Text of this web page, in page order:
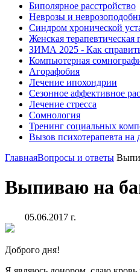
Биполярное расстройство
Неврозы и
Синдром хронической
Женская терапевтическая
ЗИМА 2025 - Как
Компьютерная
Агорафобия
Лечение ипохондрии
Сезонное аффективное
Лечение стресса
Сомнология
Тренинг социальных
Вызов психотерапевта на
ГлавнаяВопросы и ответы
Выпиваю на
05.06.2017 г.
Доброго дня!